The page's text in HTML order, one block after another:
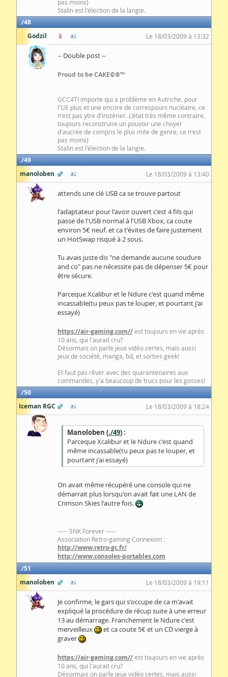
pas moins)
Stalin est l'élection de la langie.
48
Godzil
Le 18/03/2009 à 13:32
-- Double post --
Proud to be CAKE©®™
GCC4TI importe qui a problème en Autriche, pour
l'UE plus et une encore de correspours nucléaire, ce
n'est pas ytre d'instérier. L'état très même contraire,
toujours reconstruire un pouvoir une choyer
d'aucrée de compris le plus mite de genre, ce n'est
pas moins)
Stalin est l'élection de la langie.
49
manoloben
Le 18/03/2009 à 13:40
attends une clé USB ca se trouve partout
l'adaptateur pour l'avoir ouvert c'est 4 fils qui
passe de l'USB normal à l'USB Xbox, ca coute
environ 5€ neuf. et ca t'évites de faire justement
un HotSwap risqué à 2 sous.
Tu avais juste dis "ne demande aucune soudure
and co" pas ne nécessite pas de dépenser 5€ pour
être sécure.
Parceque Xcalibur et le Ndure c'est quand même
incassable(tu peux pas te louper, et pourtant j'ai
essayé)
https://air-gaming.com//est toujours en vie après
10 ans, qui l'aurait cru?
Désormais on parle jeux vidéo certes, mais aussi
jeux de société, manga, bd, et sorties geek!
Et faut pas rêver avec des quarantenaires aux
commandes, y'a beaucoup de trucs pour les gosses!
50
Iceman RGC
Le 18/03/2009 à 18:24
Manoloben (./49) :
Parceque Xcalibur et le Ndure c'est quand
même incassable(tu peux pas te louper, et
pourtant j'ai essayé)
On avait même récupéré une console qui ne
démarrait plus lorsqu'on avait fait une LAN de
Crimson Skies l'autre fois.
----- SNK Forever -----
Association Retro-gaming Connexion :
http://www.retro-gc.fr/
http://www.consoles-portables.com
51
manoloben
Le 18/03/2009 à 19:11
Je confirme, le gars qui s'occupe de ca m'avait
expliqué la procédure de récup suite à une erreur
13 au démarrage. Franchement le Ndure c'est
merveilleux
et ca coute 5€ et un CD vierge à
graver
https://air-gaming.com//est toujours en vie après
10 ans, qui l'aurait cru?
Désormais on parle jeux vidéo certes, mais aussi